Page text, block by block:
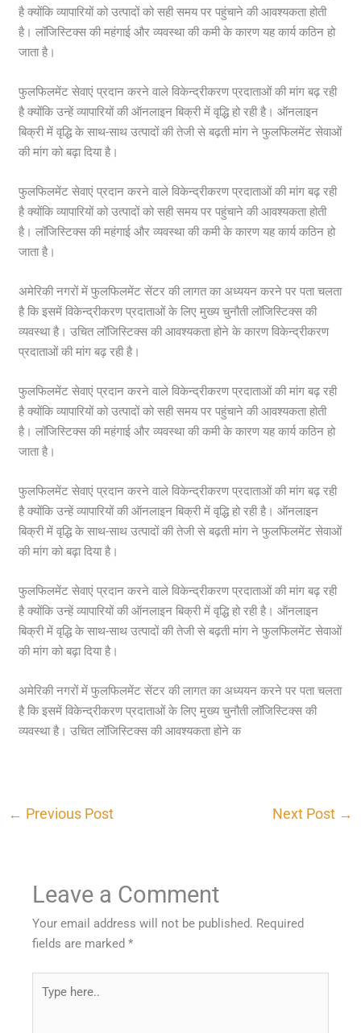
है क्योंकि व्यापारियों को उत्पादों को सही समय पर पहुंचाने की आवश्यकता होती
है। लॉजिस्टिक्स की महंगाई और व्यवस्था की कमी के कारण यह कार्य कठिन हो
जाता है।
फुलफिलमेंट सेवाएं प्रदान करने वाले विकेन्द्रीकरण प्रदाताओं की मांग बढ़ रही
है क्योंकि उन्हें व्यापारियों की ऑनलाइन बिक्री में वृद्धि हो रही है। ऑनलाइन
बिक्री में वृद्धि के साथ-साथ उत्पादों की तेजी से बढ़ती मांग ने फुलफिलमेंट सेवाओं
की मांग को बढ़ा दिया है।
फुलफिलमेंट सेवाएं प्रदान करने वाले विकेन्द्रीकरण प्रदाताओं की मांग बढ़ रही
है क्योंकि व्यापारियों को उत्पादों को सही समय पर पहुंचाने की आवश्यकता होती
है। लॉजिस्टिक्स की महंगाई और व्यवस्था की कमी के कारण यह कार्य कठिन हो
जाता है।
अमेरिकी नगरों में फुलफिलमेंट सेंटर की लागत का अध्ययन करने पर पता चलता
है कि इसमें विकेन्द्रीकरण प्रदाताओं के लिए मुख्य चुनौती लॉजिस्टिक्स की
व्यवस्था है। उचित लॉजिस्टिक्स की आवश्यकता होने के कारण विकेन्द्रीकरण
प्रदाताओं की मांग बढ़ रही है।
फुलफिलमेंट सेवाएं प्रदान करने वाले विकेन्द्रीकरण प्रदाताओं की मांग बढ़ रही
है क्योंकि व्यापारियों को उत्पादों को सही समय पर पहुंचाने की आवश्यकता होती
है। लॉजिस्टिक्स की महंगाई और व्यवस्था की कमी के कारण यह कार्य कठिन हो
जाता है।
फुलफिलमेंट सेवाएं प्रदान करने वाले विकेन्द्रीकरण प्रदाताओं की मांग बढ़ रही
है क्योंकि उन्हें व्यापारियों की ऑनलाइन बिक्री में वृद्धि हो रही है। ऑनलाइन
बिक्री में वृद्धि के साथ-साथ उत्पादों की तेजी से बढ़ती मांग ने फुलफिलमेंट सेवाओं
की मांग को बढ़ा दिया है।
फुलफिलमेंट सेवाएं प्रदान करने वाले विकेन्द्रीकरण प्रदाताओं की मांग बढ़ रही
है क्योंकि उन्हें व्यापारियों की ऑनलाइन बिक्री में वृद्धि हो रही है। ऑनलाइन
बिक्री में वृद्धि के साथ-साथ उत्पादों की तेजी से बढ़ती मांग ने फुलफिलमेंट सेवाओं
की मांग को बढ़ा दिया है।
अमेरिकी नगरों में फुलफिलमेंट सेंटर की लागत का अध्ययन करने पर पता चलता
है कि इसमें विकेन्द्रीकरण प्रदाताओं के लिए मुख्य चुनौती लॉजिस्टिक्स की
व्यवस्था है। उचित लॉजिस्टिक्स की आवश्यकता होने क
← Previous Post Next Post →
Leave a Comment
Your email address will not be published. Required
fields are marked*
here..